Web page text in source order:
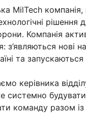
MilTech
рішення
Компанія
з’являються нові
та запускаються
керівника
будувати
команду разом із